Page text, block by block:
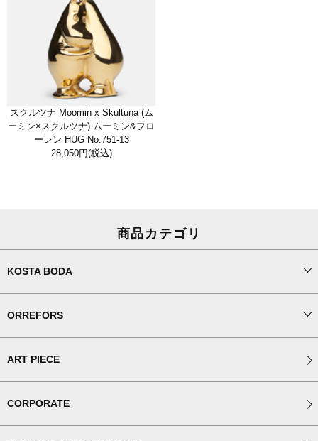
スクルツナ Moomin x Skultuna (ム
ーミン×スクルツナ) ムーミン&フロ
ーレン HUG No.751-13
28,050円(税込)
商品カテゴリ
KOSTA BODA
ORREFORS
ART PIECE
CORPORATE